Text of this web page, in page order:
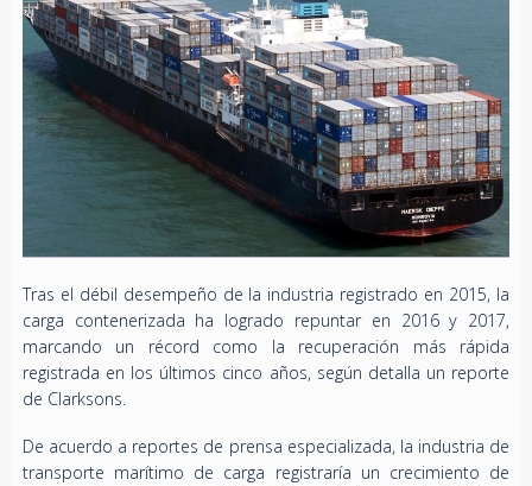
Tras el débil desempeño de la industria registrado en 2015, la
carga contenerizada ha logrado repuntar en 2016 y 2017,
marcando un récord como la recuperación más rápida
registrada en los últimos cinco años, según detalla un reporte
de Clarksons.
De acuerdo a reportes de prensa especializada, la industria de
transporte marítimo de carga registraría un crecimiento de